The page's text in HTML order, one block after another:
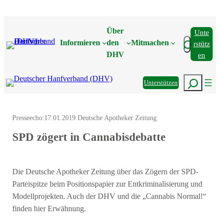
Informieren
Über
den
DHV
Mitmachen Suchen
Unte
Rstütz
En
UnterstützenSuchen
Presseecho:17.01.2019 Deutsche Apotheker Zeitung
SPD zögert in Cannabisdebatte
Die Deutsche Apotheker Zeitung über das Zögern der SPD-
Parteispitze beim Positionspapier zur Entkriminalisierung und
Modellprojekten. Auch der DHV und die „Cannabis Normal!“
finden hier Erwähnung.